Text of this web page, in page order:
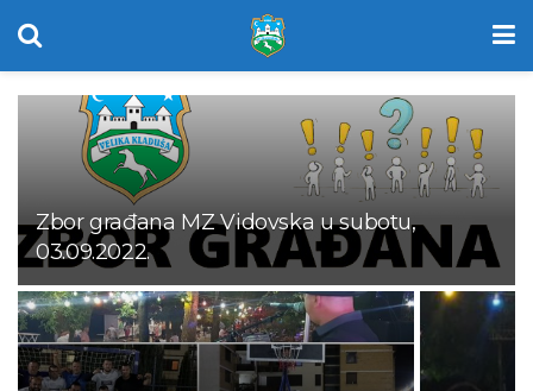
Zbor građana MZ Vidovska u subotu,
03.09.2022.